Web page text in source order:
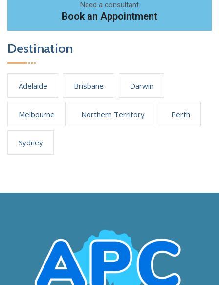
Need a consultant
Book an Appointment
Destination
Adelaide Brisbane Darwin
Melbourne Northern Territory Perth
Sydney